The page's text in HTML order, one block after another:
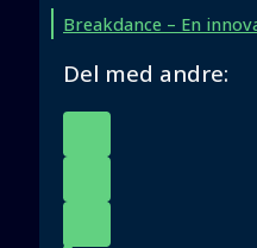
Breakdance – En
Del med andre: